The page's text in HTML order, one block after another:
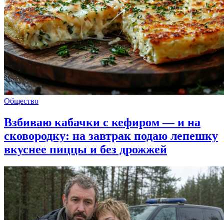
Общество
Взбиваю кабачки с кефиром — и на
сковородку: на завтрак подаю лепешку
вкуснее пиццы и без дрожжей